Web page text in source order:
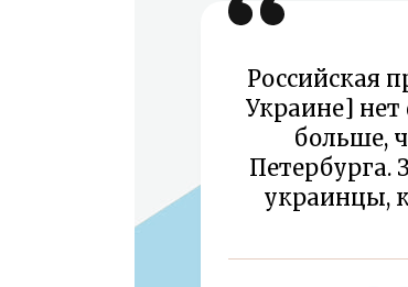
Российская
Украине] нет
больше,
Петербурга.
украинцы,